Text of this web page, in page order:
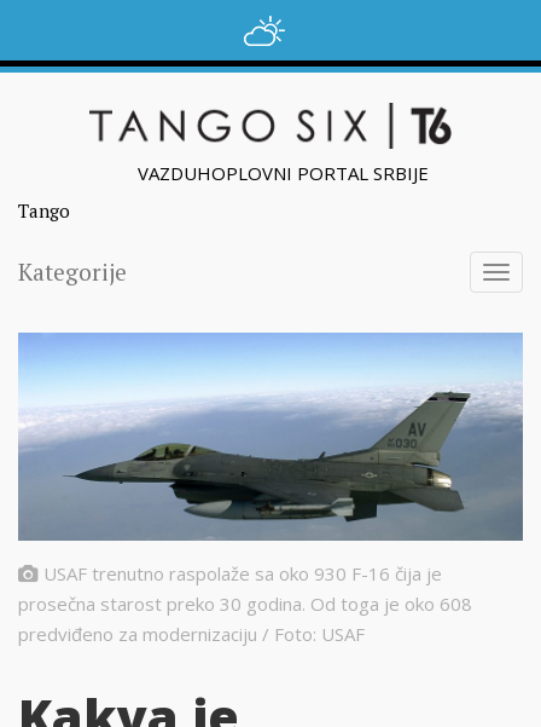
VAZDUHOPLOVNI PORTAL SRBIJE
Tango
Kategorije
USAF trenutno raspolaže sa oko 930 F-16 čija je
prosečna starost preko 30 godina. Od toga je oko 608
predviđeno za modernizaciju / Foto: USAF